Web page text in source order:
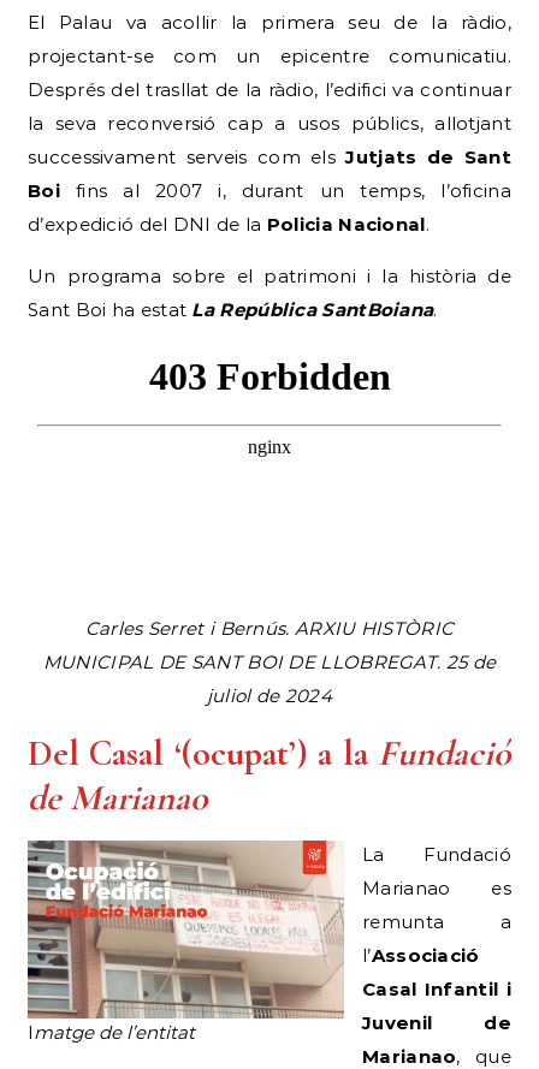
El Palau va acollir la primera seu de la ràdio,
projectant-se com un epicentre comunicatiu.
Després del trasllat de la ràdio, l’edifici va continuar
la seva reconversió cap a usos públics, allotjant
successivament serveis com elsJutjats de Sant
Boifins al 2007 i, durant un temps, l’oficina
d’expedició del DNI de la Policia Nacional.
Un programa sobre el patrimoni i la història de
Sant Boi ha estat La República SantBoiana.
Carles Serret i Bernús. ARXIU HISTÒRIC
MUNICIPAL DE SANT BOI DE LLOBREGAT. 25 de
juliol de 2024
Del Casal ‘(ocupat’) a la Fundació
de Marianao
Imatge de l’entitat
La Fundació
Marianao es
remunta a
l’Associació
Casal Infantil i
Juvenil de
Marianao, que